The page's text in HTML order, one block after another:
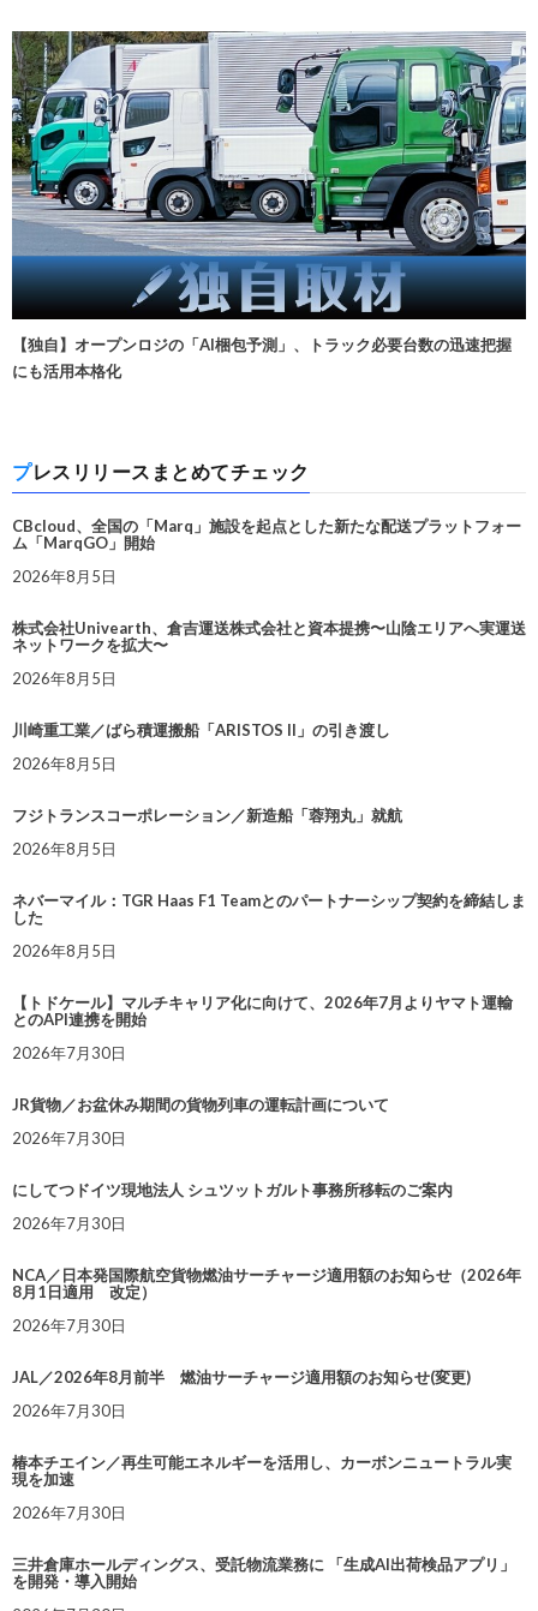
【独自】オープンロジの「AI梱包予測」、トラック必要台数の迅速把握
にも活用本格化
プレスリリースまとめてチェック
CBcloud、全国の「Marq」施設を起点とした新たな配送プラットフォー
ム「MarqGO」開始
2026年8月5日
株式会社Univearth、倉吉運送株式会社と資本提携〜山陰エリアへ実運送
ネットワークを拡大〜
2026年8月5日
川崎重工業／ばら積運搬船「ARISTOS II」の引き渡し
2026年8月5日
フジトランスコーポレーション／新造船「蓉翔丸」就航
2026年8月5日
ネバーマイル：TGR Haas F1 Teamとのパートナーシップ契約を締結しま
した
2026年8月5日
【トドケール】マルチキャリア化に向けて、2026年7月よりヤマト運輸
とのAPI連携を開始
2026年7月30日
JR貨物／お盆休み期間の貨物列車の運転計画について
2026年7月30日
にしてつドイツ現地法人 シュツットガルト事務所移転のご案内
2026年7月30日
NCA／日本発国際航空貨物燃油サーチャージ適用額のお知らせ（2026年
8月1日適用 改定）
2026年7月30日
JAL／2026年8月前半 燃油サーチャージ適用額のお知らせ(変更)
2026年7月30日
椿本チエイン／再生可能エネルギーを活用し、カーボンニュートラル実
現を加速
2026年7月30日
三井倉庫ホールディングス、受託物流業務に 「生成AI出荷検品アプリ」
を開発・導入開始